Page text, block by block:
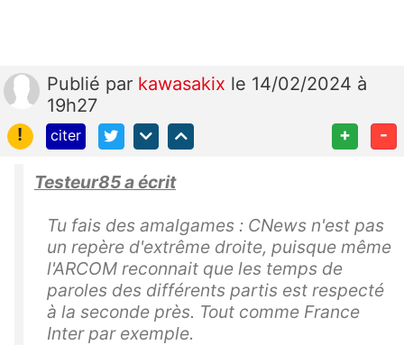
Publié par kawasakix le 14/02/2024 à
19h27
!
citer + -
Testeur85 a écrit
Tu fais des amalgames : CNews n'est pas
un repère d'extrême droite, puisque même
l'ARCOM reconnait que les temps de
paroles des différents partis est respecté
à la seconde près. Tout comme France
Inter par exemple.